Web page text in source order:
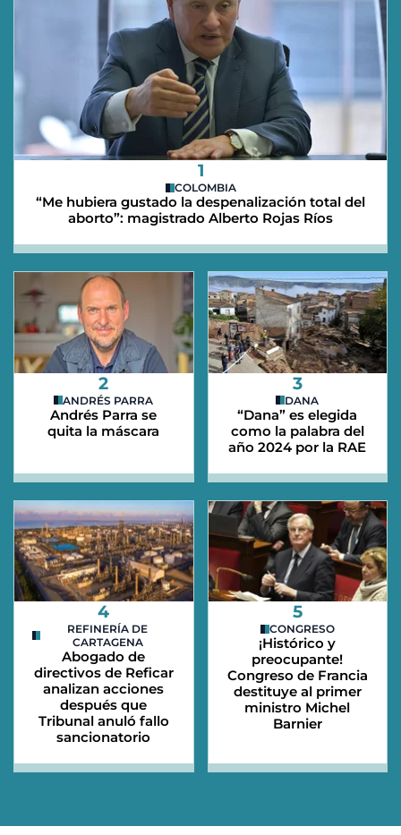
1
COLOMBIA
“Me hubiera gustado la despenalización total del
aborto”: magistrado Alberto Rojas Ríos
2
ANDRÉS PARRA
Andrés Parra se
quita la máscara
3
DANA
“Dana” es elegida
como la palabra del
año 2024 por la RAE
4
REFINERÍA DE
CARTAGENA
Abogado de
directivos de Reficar
analizan acciones
después que
Tribunal anuló fallo
sancionatorio
5
CONGRESO
¡Histórico y
preocupante!
Congreso de Francia
destituye al primer
ministro Michel
Barnier